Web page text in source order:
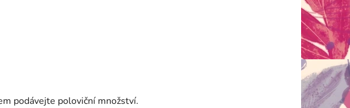
podávejte poloviční množství.